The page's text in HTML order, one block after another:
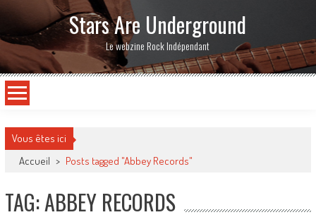
Stars Are Underground
Le webzine Rock Indépendant
Vous êtes ici
Accueil > Posts tagged "Abbey Records"
TAG: ABBEY RECORDS